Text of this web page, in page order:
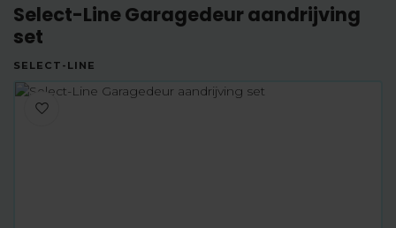
Select-Line Garagedeur aandrijving
set
SELECT-LINE